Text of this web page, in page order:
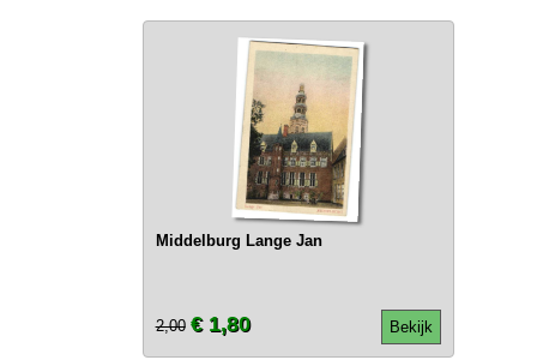
Middelburg Lange Jan
Bekijk
2,00 € 1,80